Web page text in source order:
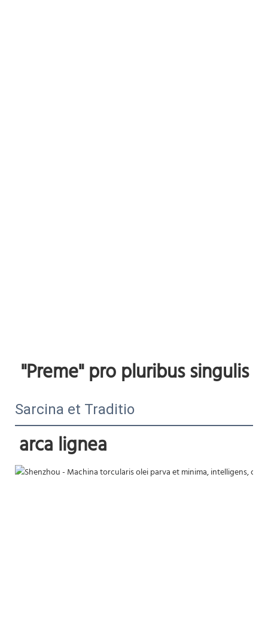
"Preme" pro pluribus singulis
Sarcina et Traditio
arca lignea